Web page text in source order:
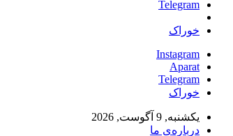
Telegram
خوراک
Instagram
Aparat
Telegram
خوراک
یکشنبه, 9 آگوست, 2026
درباره‌ی ما